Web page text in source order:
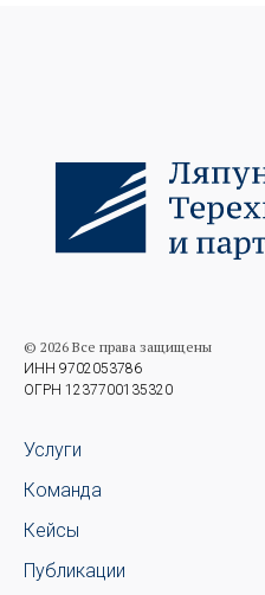
© 2026 Все права защищены
ИНН 9702053786
ОГРН 1237700135320
Услуги
Команда
Кейсы
Публикации